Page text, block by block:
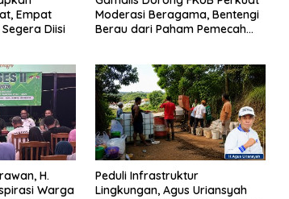
Empat
Diisi
Moderasi Beragama, Bentengi
Berau dari Paham Pemecah
H.
Warga
Peduli Infrastruktur
Lingkungan, Agus Uriansyah